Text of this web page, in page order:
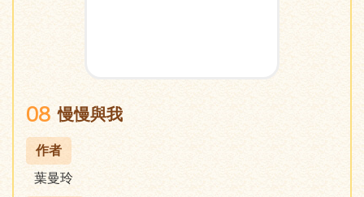
08 慢慢與我
作者
葉曼玲